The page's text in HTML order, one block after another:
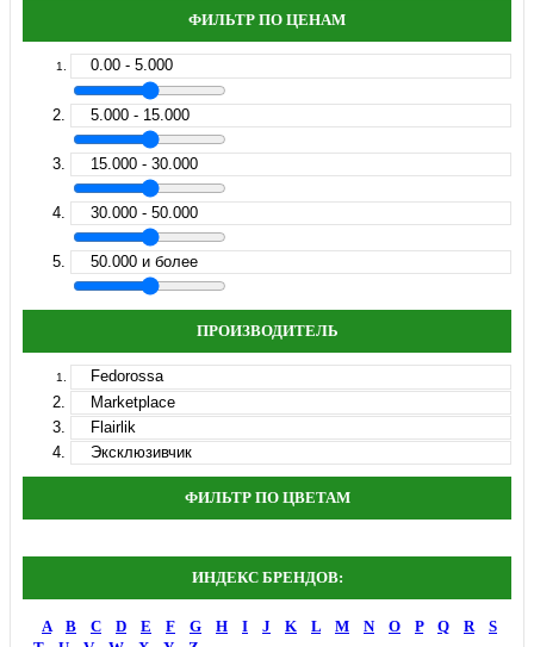
ФИЛЬТР ПО ЦЕНАМ
0.00 - 5.000
5.000 - 15.000
15.000 - 30.000
30.000 - 50.000
50.000 и более
ПРОИЗВОДИТЕЛЬ
Fedorossa
Marketplace
Flairlik
Эксклюзивчик
ФИЛЬТР ПО ЦВЕТАМ
ИНДЕКС БРЕНДОВ:
A B C D E F G H I J K L M N O P Q R
S